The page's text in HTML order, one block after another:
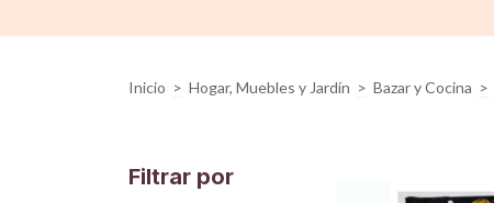
Inicio > Hogar, Muebles y Jardín > Bazar y Cocina >
Filtrar por